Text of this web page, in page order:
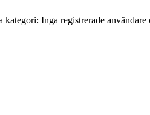
kategori: Inga registrerade användare